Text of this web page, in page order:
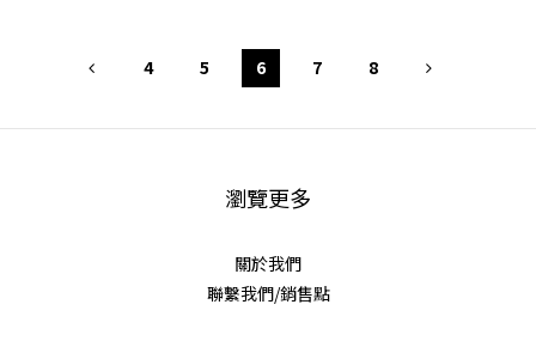
4 5 6 7 8
瀏覽更多
關於我們
聯繫我們/銷售點